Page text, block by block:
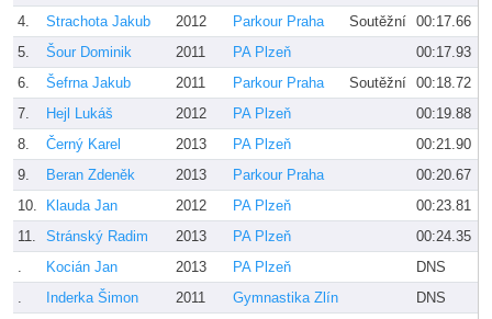
4.
Strachota Jakub 2012 Parkour Praha Soutěžní 00:17.66
5.
Šour Dominik 2011 PA Plzeň
00:17.93
6.
Šefrna Jakub 2011 Parkour Praha Soutěžní 00:18.72
7.
Hejl Lukáš 2012 PA Plzeň
00:19.88
8.
Černý Karel 2013 PA Plzeň
00:21.90
9.
Beran Zdeněk 2013 Parkour Praha
00:20.67
10.
Klauda Jan 2012 PA Plzeň
00:23.81
11.
Stránský Radim 2013 PA Plzeň
00:24.35
.
Kocián Jan 2013 PA Plzeň
DNS
.
Inderka Šimon 2011 Gymnastika Zlín
DNS